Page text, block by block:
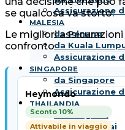
Assicurazione
MALESIA
da Penang
da Kuala
Assicurazione
SINGAPORE
da Singapore
Assicurazione
THAILANDIA
da Bangkok
da Chiang Mai
se qualcosa va storto.
Le migliori
confronto
Heymondo
Sconto 10%
Attivabile in viaggio